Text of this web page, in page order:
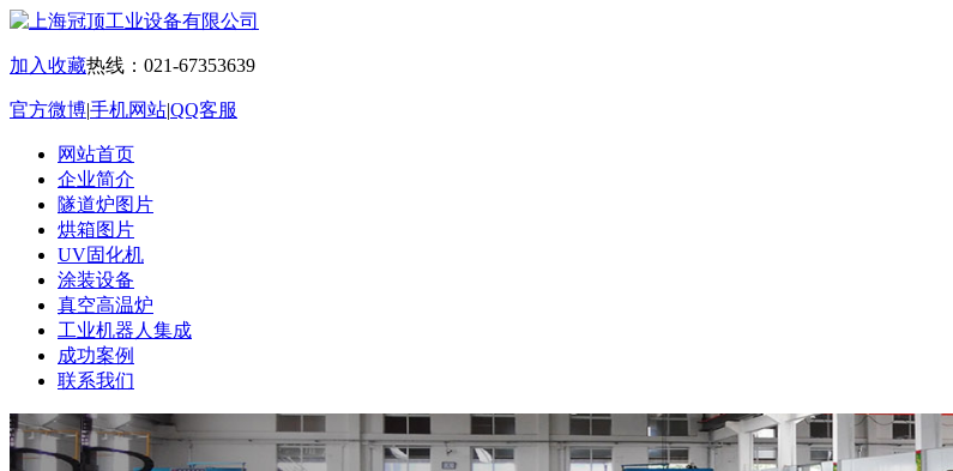
加入收藏热线：021-67353639
官方微博|手机网站|QQ客服
网站首页
企业简介
隧道炉图片
烘箱图片
UV固化机
涂装设备
真空高温炉
工业机器人集成
成功案例
联系我们